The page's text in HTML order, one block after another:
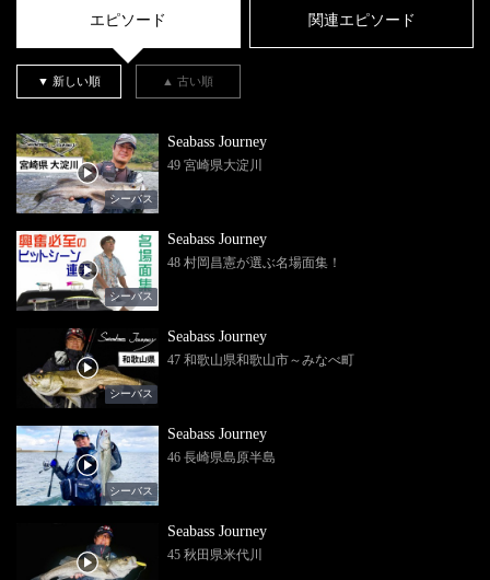
エピソード 関連エピソード
▼ 新しい順 ▲ 古い順
シーバス
Seabass Journey
49 宮崎県大淀川
シーバス
Seabass Journey
48 村岡昌憲が選ぶ名場面集！
シーバス
Seabass Journey
47 和歌山県和歌山市～みなべ町
シーバス
Seabass Journey
46 長崎県島原半島
Seabass Journey
45 秋田県米代川